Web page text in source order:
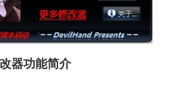
器功能简介